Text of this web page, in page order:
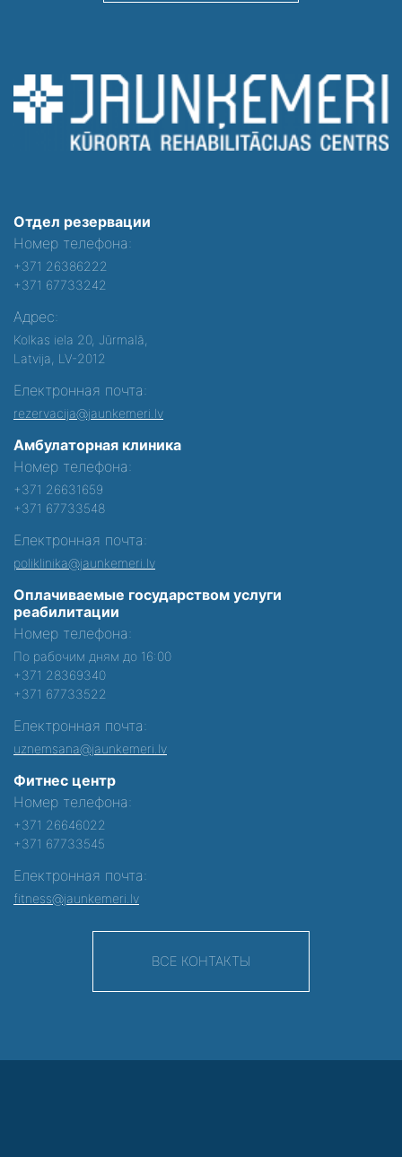
Отдел резервации
Номер телефона:
+371 26386222
+371 67733242
Адрес:
Kolkas iela 20, Jūrmalā,
Latvija, LV-2012
Електронная почта:
rezervacija@jaunkemeri.lv
Амбулаторная клиника
Номер телефона:
+371 26631659
+371 67733548
Електронная почта:
poliklinika@jaunkemeri.lv
Оплачиваемые государством услуги
реабилитации
Номер телефона:
По рабочим дням до 16:00
+371 28369340
+371 67733522
Електронная почта:
uznemsana@jaunkemeri.lv
Фитнес центр
Номер телефона:
+371 26646022
+371 67733545
Електронная почта:
fitness@jaunkemeri.lv
ВСЕ КОНТАКТЫ